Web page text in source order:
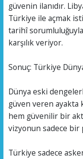
güvenin ilanıdır.
Türkiye ile açmak
tarihî
karşılık veriyor.
Sonuç: Türkiye
Dünya eski
güven veren ayakta
hem güvenilir bir
vizyonun sadece bir
Türkiye sadece